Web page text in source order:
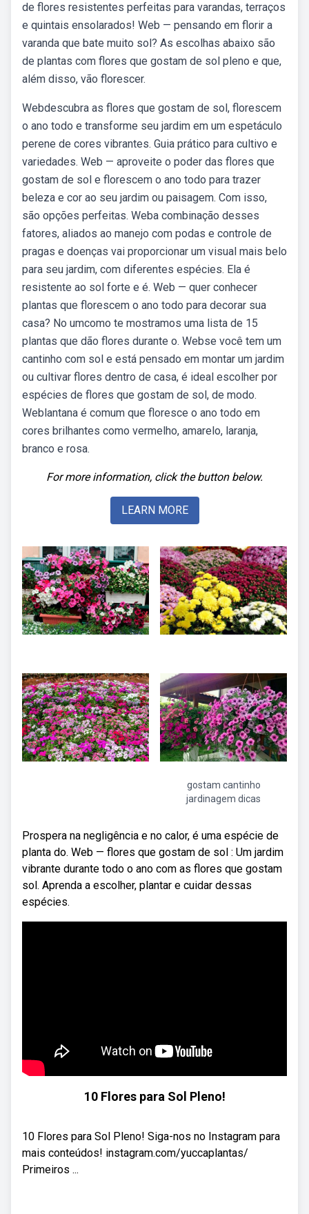
de flores resistentes perfeitas para varandas, terraços
e quintais ensolarados! Web — pensando em florir a
varanda que bate muito sol? As escolhas abaixo são
de plantas com flores que gostam de sol pleno e que,
além disso, vão florescer.
Webdescubra as flores que gostam de sol, florescem
o ano todo e transforme seu jardim em um espetáculo
perene de cores vibrantes. Guia prático para cultivo e
variedades. Web — aproveite o poder das flores que
gostam de sol e florescem o ano todo para trazer
beleza e cor ao seu jardim ou paisagem. Com isso,
são opções perfeitas. Weba combinação desses
fatores, aliados ao manejo com podas e controle de
pragas e doenças vai proporcionar um visual mais belo
para seu jardim, com diferentes espécies. Ela é
resistente ao sol forte e é. Web — quer conhecer
plantas que florescem o ano todo para decorar sua
casa? No umcomo te mostramos uma lista de 15
plantas que dão flores durante o. Webse você tem um
cantinho com sol e está pensado em montar um jardim
ou cultivar flores dentro de casa, é ideal escolher por
espécies de flores que gostam de sol, de modo.
Weblantana é comum que floresce o ano todo em
cores brilhantes como vermelho, amarelo, laranja,
branco e rosa.
For more information, click the button below.
LEARN MORE
gostam cantinho
jardinagem dicas
Prospera na negligência e no calor, é uma espécie de
planta do. Web — flores que gostam de sol : Um jardim
vibrante durante todo o ano com as flores que gostam
sol. Aprenda a escolher, plantar e cuidar dessas
espécies.
10 Flores para Sol Pleno!
10 Flores para Sol Pleno! Siga-nos no Instagram para
mais conteúdos! instagram.com/yuccaplantas/
Primeiros ...